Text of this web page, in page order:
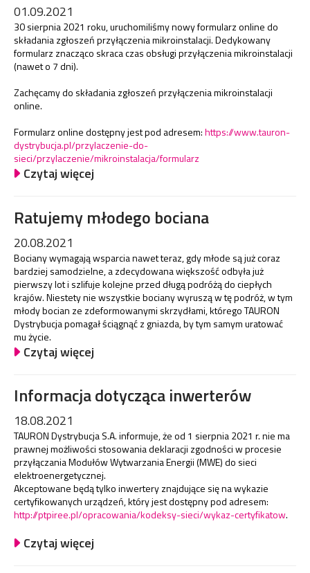
01.09.2021
30 sierpnia 2021 roku, uruchomiliśmy nowy formularz online do
składania zgłoszeń przyłączenia mikroinstalacji. Dedykowany
formularz znacząco skraca czas obsługi przyłączenia mikroinstalacji
(nawet o 7 dni).
Zachęcamy do składania zgłoszeń przyłączenia mikroinstalacji
online.
Formularz online dostępny jest pod adresem:https://www.tauron-
dystrybucja.pl/przylaczenie-do-
sieci/przylaczenie/mikroinstalacja/formularz
Czytaj więcej
Ratujemy młodego bociana
20.08.2021
Bociany wymagają wsparcia nawet teraz, gdy młode są już coraz
bardziej samodzielne, a zdecydowana większość odbyła już
pierwszy lot i szlifuje kolejne przed długą podróżą do ciepłych
krajów. Niestety nie wszystkie bociany wyruszą w tę podróż, w tym
młody bocian ze zdeformowanymi skrzydłami, którego TAURON
Dystrybucja pomagał ściągnąć z gniazda, by tym samym uratować
mu życie.
Czytaj więcej
Informacja dotycząca inwerterów
18.08.2021
TAURON Dystrybucja S.A. informuje, że od 1 sierpnia 2021 r. nie ma
prawnej możliwości stosowania deklaracji zgodności w procesie
przyłączania Modułów Wytwarzania Energii (MWE) do sieci
elektroenergetycznej.
Akceptowane będą tylko inwertery znajdujące się na wykazie
certyfikowanych urządzeń, który jest dostępny pod adresem:
http://ptpiree.pl/opracowania/kodeksy-sieci/wykaz-certyfikatow.
Czytaj więcej